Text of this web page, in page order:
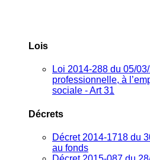
Lois
Loi 2014-288 du 05/
professionnelle, à
sociale - Art 31
Décrets
Décret 2014-1718 du
au fonds